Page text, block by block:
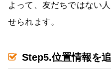
よって、友だちではない
せられます。
Step5.位置情報を